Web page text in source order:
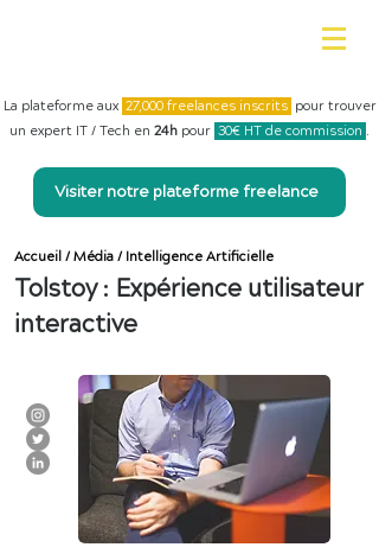
La plateforme aux 27,000 freelances inscrits pour trouver
un expert IT / Tech en 24h pour 30€ HT de commission .
Visiter notre plateforme freelance
Accueil / Média / Intelligence Artificielle
Tolstoy : Expérience utilisateur
interactive